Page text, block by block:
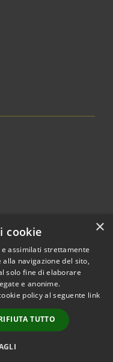
© 2026 • Comune di
Dalmine • Powered by
Municipium•
Accesso
redazione
×
cookie
assimilati strettamente
navigazione del sito,
solo fine di elaborare
e anonime.
policy al seguente link
TUTTO